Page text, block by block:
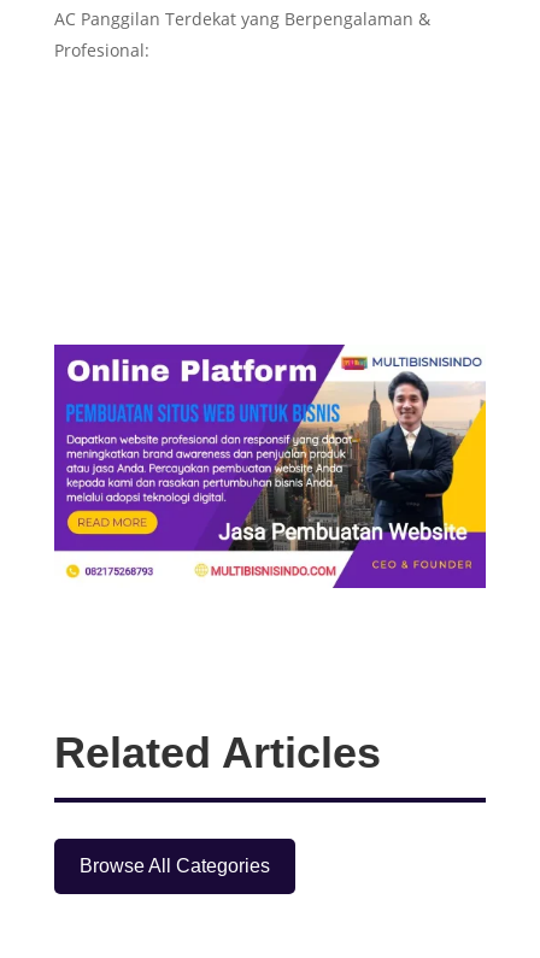
AC Panggilan Terdekat yang Berpengalaman &
Profesional:
Related Articles
Browse All Categories